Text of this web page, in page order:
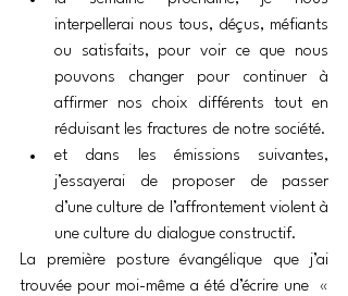
interpellerai nous tous, déçus, méfiants
ou satisfaits, pour voir ce que nous
pouvons changer pour continuer à
affirmer nos choix différents tout en
réduisant les fractures de notre société.
et dans les émissions suivantes,
j’essayerai de proposer de passer
d’une culture de l’affrontement violent à
une culture du dialogue constructif.
La première posture évangélique que j’ai
trouvée pour moi-même a été d’écrire une  «